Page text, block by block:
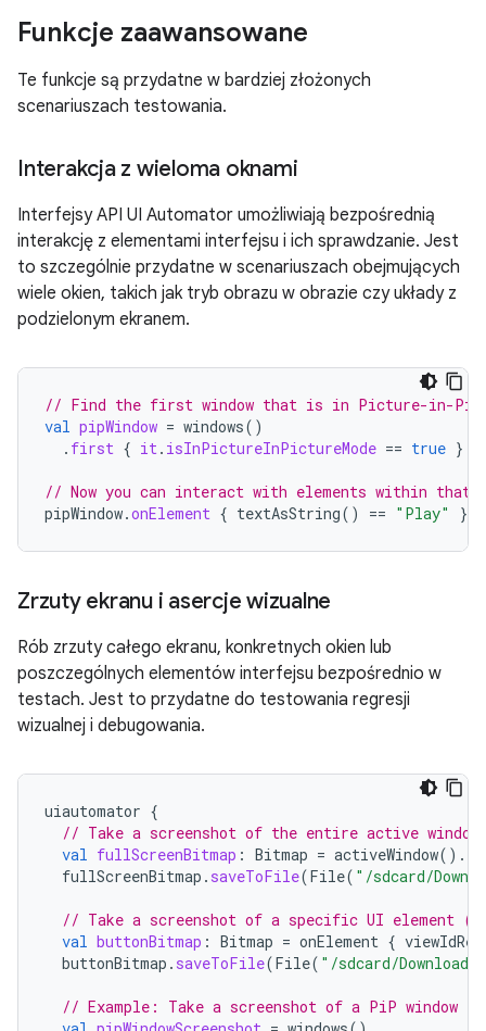
Funkcje zaawansowane
Te funkcje są przydatne w bardziej złożonych
scenariuszach testowania.
Interakcja z wieloma oknami
Interfejsy API UI Automator umożliwiają bezpośrednią
interakcję z elementami interfejsu i ich sprawdzanie. Jest
to szczególnie przydatne w scenariuszach obejmujących
wiele okien, takich jak tryb obrazu w obrazie czy układy z
podzielonym ekranem.
// Find the first window that is in Picture-in-
val pipWindow = windows()
. first { it. isInPictureInPictureMode == true }
// Now you can interact with elements within that
pipWindow.onElement { textAsString() == "Play" }.
Zrzuty ekranu i asercje wizualne
Rób zrzuty całego ekranu, konkretnych okien lub
poszczególnych elementów interfejsu bezpośrednio w
testach. Jest to przydatne do testowania regresji
wizualnej i debugowania.
uiautomator {
// Take a screenshot of the entire active window
val fullScreenBitmap : Bitmap = activeWindow().
fullScreenBitmap . saveToFile(File( "/sdcard/
// Take a screenshot of a specific UI element
val buttonBitmap : Bitmap = onElement {
buttonBitmap . saveToFile(File( "/sdcard/Download/
// Example: Take a screenshot of a PiP window